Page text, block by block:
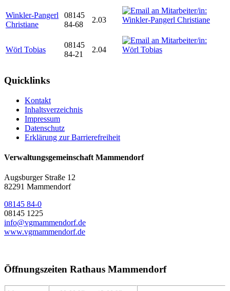
Winkler-Pangerl
Christiane
08145
84-68
2.03
Wörl Tobias
08145
84-21
2.04
Quicklinks
Kontakt
Inhaltsverzeichnis
Impressum
Datenschutz
Erklärung zur Barrierefreiheit
Verwaltungsgemeinschaft Mammendorf
Augsburger Straße 12
82291 Mammendorf
08145 84-0
08145 1225
info@vgmammendorf.de
www.vgmammendorf.de
Öffnungszeiten Rathaus Mammendorf